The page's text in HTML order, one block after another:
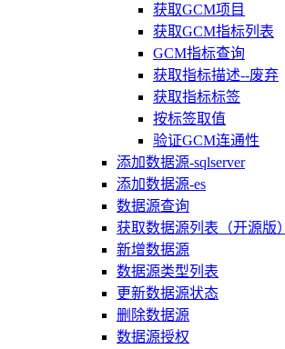
获取GCM项目
获取GCM指标列表
GCM指标查询
获取指标描述--废弃
获取指标标签
按标签取值
验证GCM连通性
添加数据源-sqlserver
添加数据源-es
数据源查询
获取数据源列表（开源版）
新增数据源
数据源类型列表
更新数据源状态
删除数据源
数据源授权